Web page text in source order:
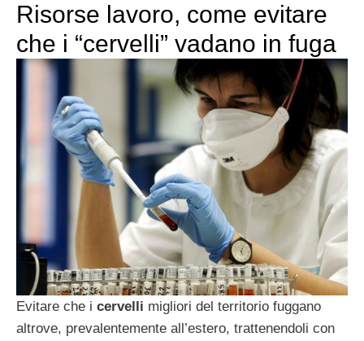
Risorse lavoro, come evitare
che i “cervelli” vadano in fuga
Evitare che i cervelli migliori del territorio fuggano
altrove, prevalentemente all’estero, trattenendoli con